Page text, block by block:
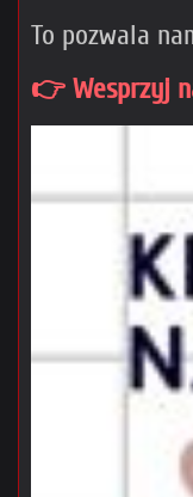
To pozwala
👉 Wesprzyj